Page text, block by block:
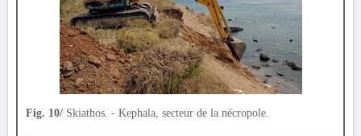
Fig. 10/ Skiathos. - Kephala, secteur de la nécropole.